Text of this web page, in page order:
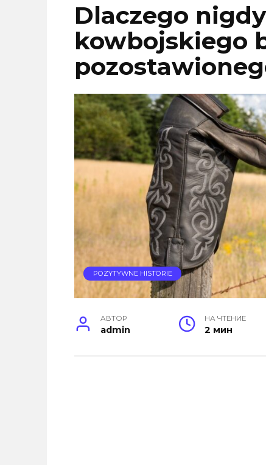
Dlaczego
kowbojskiego
POZYTYWNE HISTORIE
АВТОР
admin
НА ЧТЕНИЕ
2 мин